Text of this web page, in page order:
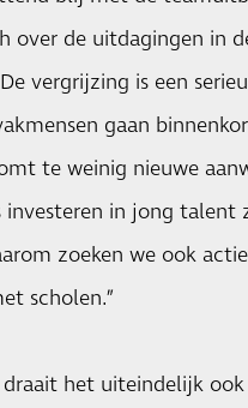
over de uitdagingen in
vergrijzing is een
gaan
te weinig nieuwe
investeren in jong talent
zoeken we ook
scholen.”
draait het uiteindelijk